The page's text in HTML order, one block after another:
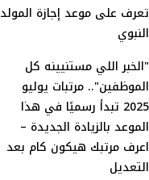
تعرف على موعد إجازة المولد
النبوي
"الخبر اللي مستنيينه كل
الموظفين".. مرتبات يوليو
2025 تبدأ رسميًا في هذا
الموعد بالزيادة الجديدة –
اعرف مرتبك هيكون كام بعد
التعديل